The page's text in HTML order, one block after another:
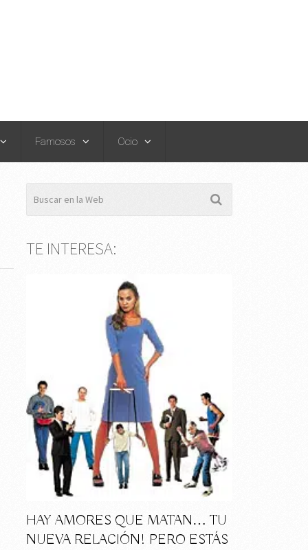
Famosos Ocio
TE INTERESA:
HAY AMORES QUE MATAN… TU
NUEVA RELACIÓN! PERO ESTÁS